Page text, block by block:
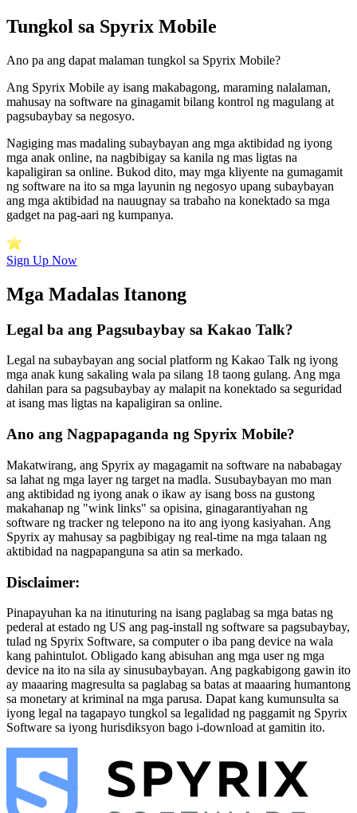
Tungkol sa Spyrix Mobile
Ano pa ang dapat malaman tungkol sa Spyrix Mobile?
Ang Spyrix Mobile ay isang makabagong, maraming nalalaman,
mahusay na software na ginagamit bilang kontrol ng magulang at
pagsubaybay sa negosyo.
Nagiging mas madaling subaybayan ang mga aktibidad ng iyong
mga anak online, na nagbibigay sa kanila ng mas ligtas na
kapaligiran sa online. Bukod dito, may mga kliyente na gumagamit
ng software na ito sa mga layunin ng negosyo upang subaybayan
ang mga aktibidad na nauugnay sa trabaho na konektado sa mga
gadget na pag-aari ng kumpanya.
Sign Up Now
Mga Madalas Itanong
Legal ba ang Pagsubaybay sa Kakao Talk?
Legal na subaybayan ang social platform ng Kakao Talk ng iyong
mga anak kung sakaling wala pa silang 18 taong gulang. Ang mga
dahilan para sa pagsubaybay ay malapit na konektado sa seguridad
at isang mas ligtas na kapaligiran sa online.
Ano ang Nagpapaganda ng Spyrix Mobile?
Makatwirang, ang Spyrix ay magagamit na software na nababagay
sa lahat ng mga layer ng target na madla. Susubaybayan mo man
ang aktibidad ng iyong anak o ikaw ay isang boss na gustong
makahanap ng "wink links" sa opisina, ginagarantiyahan ng
software ng tracker ng telepono na ito ang iyong kasiyahan. Ang
Spyrix ay mahusay sa pagbibigay ng real-time na mga talaan ng
aktibidad na nagpapanguna sa atin sa merkado.
Disclaimer:
Pinapayuhan ka na itinuturing na isang paglabag sa mga batas ng
pederal at estado ng US ang pag-install ng software sa pagsubaybay,
tulad ng Spyrix Software, sa computer o iba pang device na wala
kang pahintulot. Obligado kang abisuhan ang mga user ng mga
device na ito na sila ay sinusubaybayan. Ang pagkabigong gawin ito
ay maaaring magresulta sa paglabag sa batas at maaaring humantong
sa monetary at kriminal na mga parusa. Dapat kang kumunsulta sa
iyong legal na tagapayo tungkol sa legalidad ng paggamit ng Spyrix
Software sa iyong hurisdiksyon bago i-download at gamitin ito.